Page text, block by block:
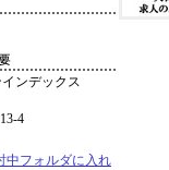
ンデックス
4
中フォルダに入れ